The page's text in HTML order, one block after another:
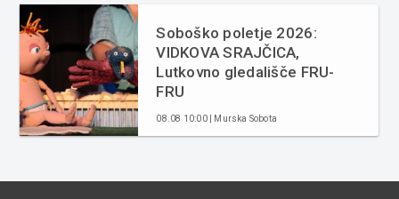
Soboško poletje 2026:
VIDKOVA SRAJČICA,
Lutkovno gledališče FRU-
FRU
08.08 10:00 | Murska Sobota